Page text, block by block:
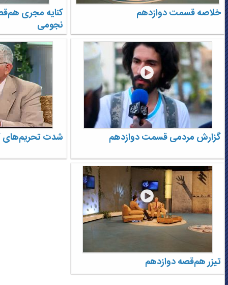
خلاصه قسمت دوازدهم
کنایه مجری
نجومی
گزارش مردمی قسمت دوازدهم شدت تحریم‌های
تیزر هم‌قصه دوازدهم